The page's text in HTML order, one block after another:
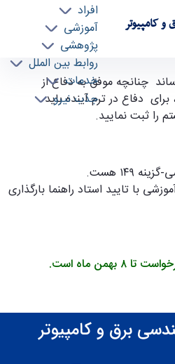
کامپیوتر
افراد
آموزشی
پژوهشی
روابط بین الملل
خدمات
جذب نیرو
چنانچه موفق به دفاع از
برای دفاع در ترم آینده باید
را ثبت نمایید.
۱۴۹ هست.
با تایید استاد راهنما بارگذاری
بهمن ماه است .
برق و کامپیوتر